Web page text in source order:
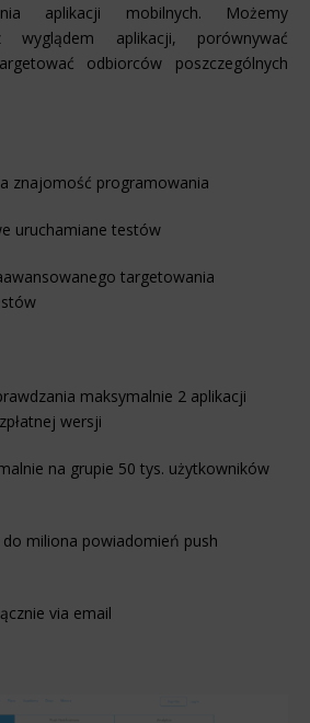
aplikacji mobilnych. Możemy
wyglądem aplikacji, porównywać
odbiorców poszczególnych
znajomość programowania
uruchamiane testów
targetowania
maksymalnie 2 aplikacji
wersji
na grupie 50 tys. użytkowników
do miliona powiadomień push
via email